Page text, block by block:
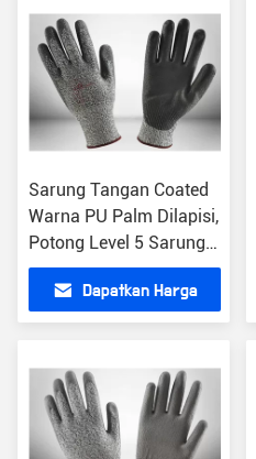
Sarung Tangan Coated
Warna PU Palm Dilapisi,
Potong Level 5 Sarung
Tangan Keselamatan
RinganDapatkan Harga